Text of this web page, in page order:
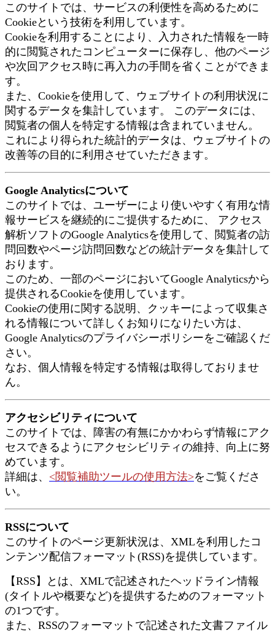
このサイトでは、サービスの利便性を高めるために
Cookieという技術を利用しています。
Cookieを利用することにより、入力された情報を一時
的に閲覧されたコンピューターに保存し、他のページ
や次回アクセス時に再入力の手間を省くことができま
す。
また、Cookieを使用して、ウェブサイトの利用状況に
関するデータを集計しています。 このデータには、
閲覧者の個人を特定する情報は含まれていません。
これにより得られた統計的データは、ウェブサイトの
改善等の目的に利用させていただきます。
Google Analyticsについて
このサイトでは、ユーザーにより使いやすく有用な情
報サービスを継続的にご提供するために、 アクセス
解析ソフトのGoogle Analyticsを使用して、閲覧者の訪
問回数やページ訪問回数などの統計データを集計して
おります。
このため、一部のページにおいてGoogle Analyticsから
提供されるCookieを使用しています。
Cookieの使用に関する説明、クッキーによって収集さ
れる情報について詳しくお知りになりたい方は、
Google Analyticsのプライバシーポリシーをご確認くだ
さい。
なお、個人情報を特定する情報は取得しておりませ
ん。
アクセシビリティについて
このサイトでは、障害の有無にかかわらず情報にアク
セスできるようにアクセシビリティの維持、向上に努
めています。
詳細は、 <閲覧補助ツールの使用方法>をご覧くださ
い。
RSSについて
このサイトのページ更新状況は、XMLを利用したコ
ンテンツ配信フォーマット(RSS)を提供しています。
【RSS】とは、XMLで記述されたヘッドライン情報
(タイトルや概要など)を提供するためのフォーマット
の1つです。
また、RSSのフォーマットで記述された文書ファイル